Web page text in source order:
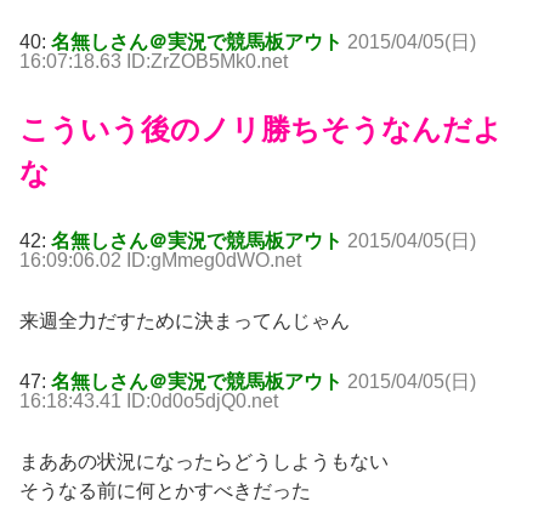
40: 名無しさん＠実況で競馬板アウト 2015/04/05(日)
16:07:18.63 ID:ZrZOB5Mk0.net
こういう後のノリ勝ちそうなんだよ
な
42: 名無しさん＠実況で競馬板アウト 2015/04/05(日)
16:09:06.02 ID:gMmeg0dWO.net
来週全力だすために決まってんじゃん
47: 名無しさん＠実況で競馬板アウト 2015/04/05(日)
16:18:43.41 ID:0d0o5djQ0.net
まああの状況になったらどうしようもない
そうなる前に何とかすべきだった